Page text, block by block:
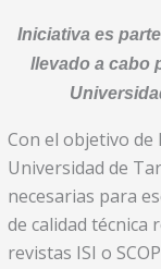
Iniciativa es
llevado a cabo
Con el objetivo de
Universidad de
necesarias para
de calidad técnica
revistas ISI o